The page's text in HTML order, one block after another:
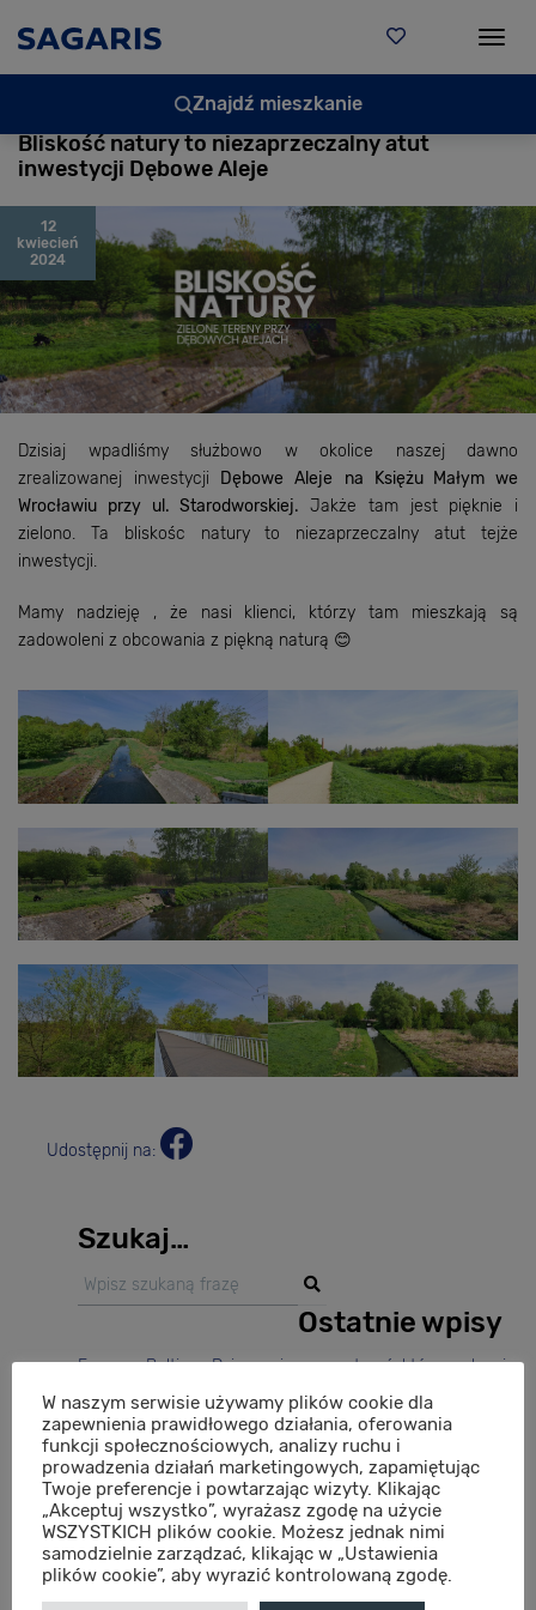
Znajdź mieszkanie
Bliskość natury to niezaprzeczalny atut
inwestycji Dębowe Aleje
12
kwiecień
2024
Dzisiaj wpadliśmy służbowo w okolice naszej dawno
zrealizowanej inwestycji Dębowe Aleje
na Księżu Małym we
Wrocławiu przy ul. Starodworskiej. Jakże tam jest pięknie i
zielono. Ta bliskośc natury to niezaprzeczalny atut tejże
inwestycji.
Mamy nadzieję , że nasi klienci, którzy tam mieszkają są
zadowoleni z obcowania z piękną naturą 😊
Udostępnij na:
Szukaj…
Ostatnie wpisy
Essense Baltic w Dziwnowie – przestrzeń, która podnosi
komfort życia i wypoczynku
Premiera inwestycji Atria na Nowych Żernikach – nowy
rozdział w rozwoju modelowego osiedla Wrocławia
Essense Baltic Resort & Spa – luksusowe apartamenty
nad morzem gotowe do odbioru!
Niedziałkowskiego Park – premiera inwestycji! Już
wkrótce rusza sprzedaż mieszkań!
W naszym serwisie używamy plików cookie dla
zapewnienia prawidłowego działania, oferowania
funkcji społecznościowych, analizy ruchu i
prowadzenia działań marketingowych, zapamiętując
Twoje preferencje i powtarzając wizyty. Klikając
„Akceptuj wszystko”, wyrażasz zgodę na użycie
WSZYSTKICH plików cookie. Możesz jednak nimi
samodzielnie zarządzać, klikając w „Ustawienia
plików cookie”, aby wyrazić kontrolowaną zgodę.